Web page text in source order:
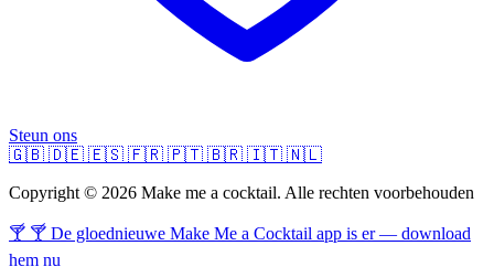
Steun ons
🇬🇧 🇩🇪 🇪🇸 🇫🇷 🇵🇹 🇧🇷 🇮🇹 🇳🇱
Copyright © 2026 Make me a cocktail. Alle rechten voorbehouden
🍸 🍸 De gloednieuwe Make Me a Cocktail app is er — download
hem nu